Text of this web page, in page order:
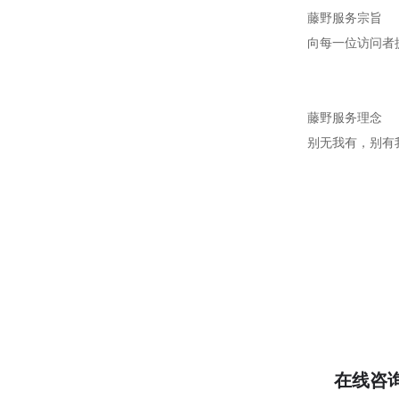
藤野服务宗旨
向每一位访问
藤野服务理念
别无我有，别
在线咨